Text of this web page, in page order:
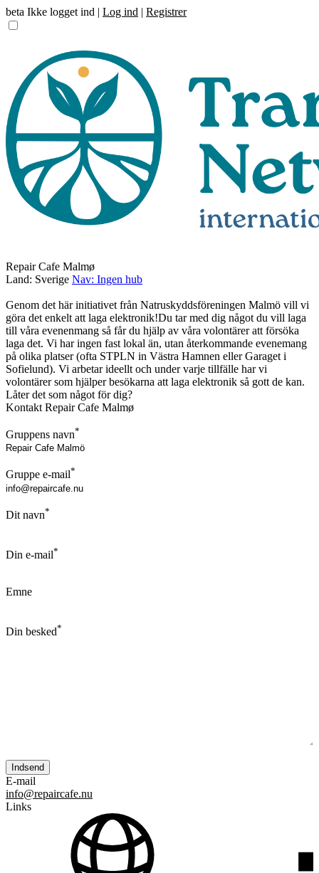
beta Ikke logget ind | Log ind | Registrer
Repair Cafe Malmø
Land: Sverige Nav: Ingen hub
Genom det här initiativet från Natruskyddsföreningen Malmö vill vi
göra det enkelt att laga elektronik!Du tar med dig något du vill laga
till våra evenenmang så får du hjälp av våra volontärer att försöka
laga det. Vi har ingen fast lokal än, utan återkommande evenemang
på olika platser (ofta STPLN in Västra Hamnen eller Garaget i
Sofielund). Vi arbetar ideellt och under varje tillfälle har vi
volontärer som hjälper besökarna att laga elektronik så gott de kan.
Låter det som något för dig?
Kontakt Repair Cafe Malmø
Gruppens navn*
Gruppe e-mail*
Dit navn*
Din e-mail*
Emne
Din besked*
E-mail
info@repaircafe.nu
Links